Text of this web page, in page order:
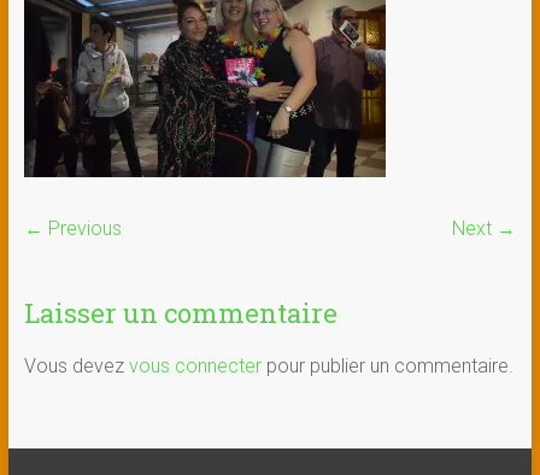
← Previous Next →
Laisser un commentaire
Vous devez vous connecterpour publier un commentaire.